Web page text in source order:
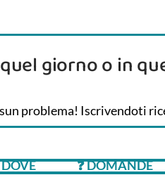
quel giorno o in
problema! Iscrivendoti
❓ DOMANDE